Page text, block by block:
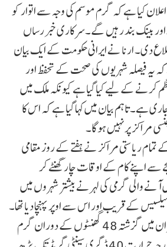
کیا ہے کہ گرم موسم کی وجہ سے اتوار کو
اور بینک بند رہیں گے۔سرکاری خبر رساں
دی۔ ارنا نے ایرانی حکومت کے ایک بیان
کہ یہ فیصلہ شہریوں کی صحت کے تحفظ اور
کرنے کے لیے کیا گیا ہے کیونکہ ملک میں
ہے۔تاہم بیان میں کہا گیا ہے کہ اس کا
مراکز پر نہیں ہوگا۔
ریاستی مراکز نے ہفتے کے روز مقامی
مطابق صبح 6 بجے سے اپنے کام کے اوقات چار گھنٹے کر
والی گرمی کی لہر نے بیشتر شہروں میں
40 ڈگری سیلسیس کے قریب اور اس سے اوپر پہنچا دیا تھا۔
ایران کے دارالحکومت تہران میں گزشتہ 48 گھنٹوں کے دوران گرم